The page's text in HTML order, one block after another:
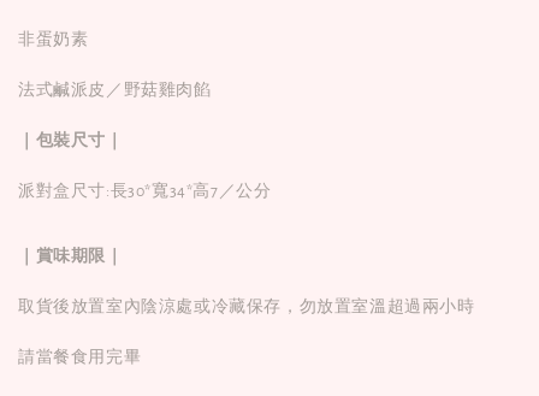
非蛋奶素
法式鹹派皮／野菇雞肉餡
｜包裝尺寸｜
派對盒尺寸:長30*寬34*高7／公分
｜賞味期限｜
取貨後放置室內陰涼處或冷藏保存，勿放置室溫超過兩小時
請當餐食用完畢